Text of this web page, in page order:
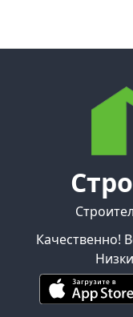
Качественно!